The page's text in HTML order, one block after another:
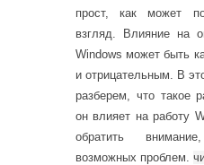
прост, как может
взгляд. Влияние на
Windows может быть
и отрицательным. В
разберем, что такое
он влияет на работу
обратить
возможных проблем.